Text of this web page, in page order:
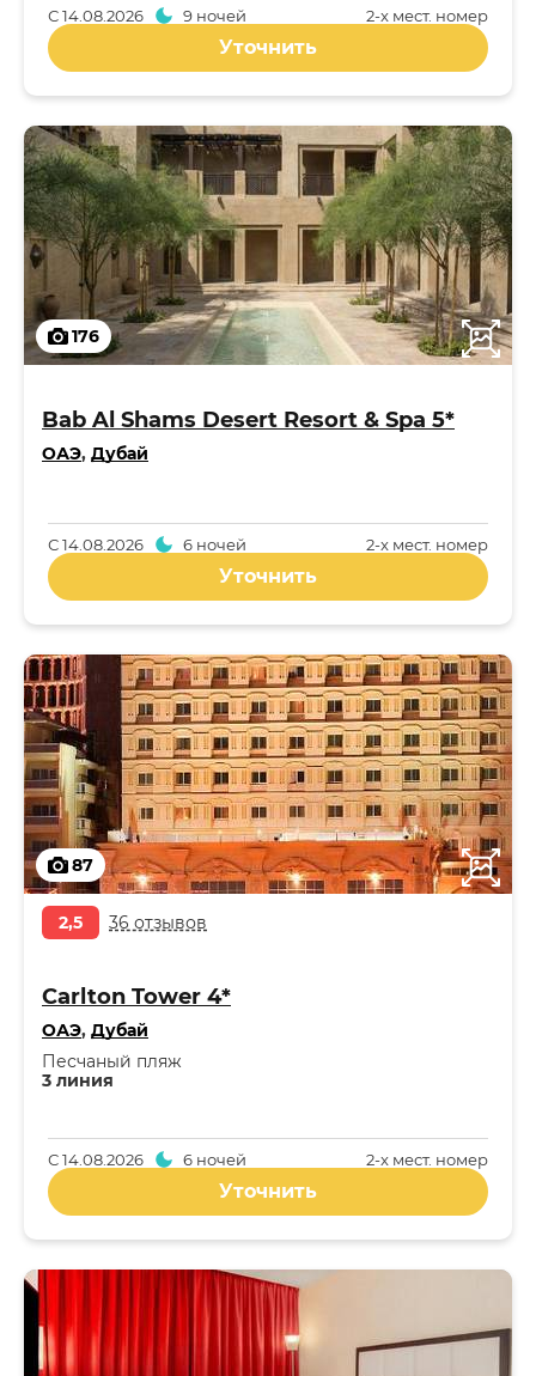
2-x мест. номер
С14.08.2026 9 ночей
Уточнить
176
Bab Al Shams Desert Resort & Spa 5*
ОАЭ, Дубай
2-x мест. номер
С14.08.2026 6 ночей
Уточнить
87
2,5 36 отзывов
Carlton Tower 4*
ОАЭ, Дубай
3 линия
Песчаный пляж
2-x мест. номер
С14.08.2026 6 ночей
Уточнить